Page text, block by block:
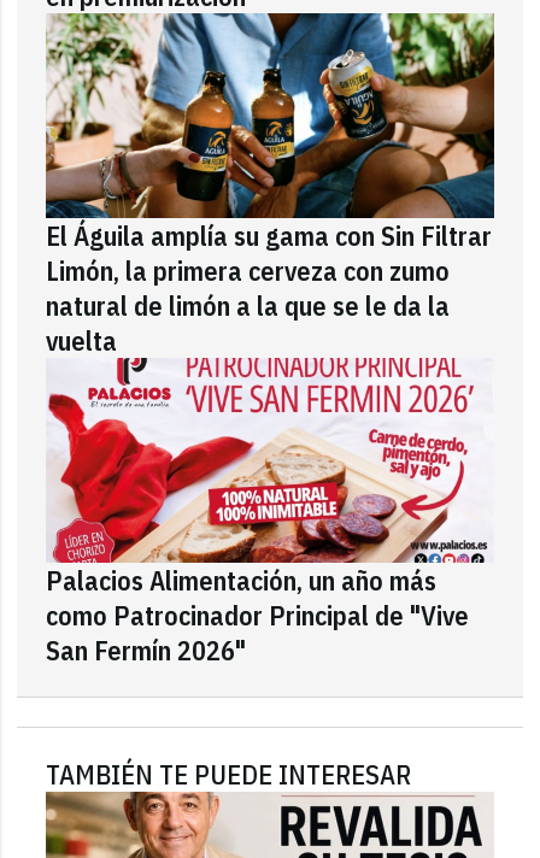
El Águila amplía su gama con Sin Filtrar
Limón, la primera cerveza con zumo
natural de limón a la que se le da la
vuelta
Palacios Alimentación, un año más
como Patrocinador Principal de "Vive
San Fermín 2026"
TAMBIÉN TE PUEDE INTERESAR